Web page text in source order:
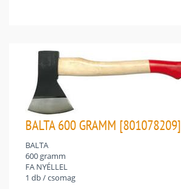
BALTA 600 GRAMM [801078209]
BALTA
600 gramm
FA NYÉLLEL
1 db / csomag